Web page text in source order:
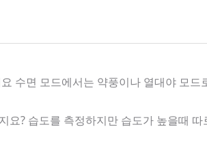
수면 모드에서는 약풍이나 열대야 모
요? 습도를 측정하지만 습도가 높을때